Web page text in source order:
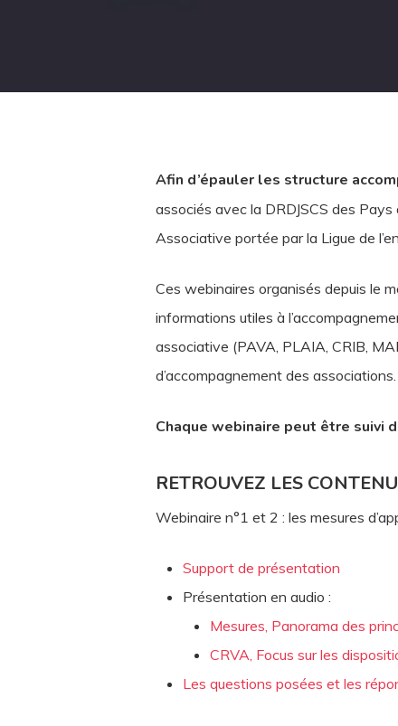
Afin d’épauler les structure
associés avec la DRDJSCS des
Associative portée par la Ligue de
Ces webinaires organisés depuis le
informations utiles à
associative (PAVA, PLAIA, CRIB,
d’accompagnement des associations.
Chaque webinaire peut être suivi
RETROUVEZ LES
Webinaire n°1 et 2 : les mesures
Support de présentation
Présentation en audio :
Mesures, Panorama des
CRVA, Focus sur les
Les questions posées et les